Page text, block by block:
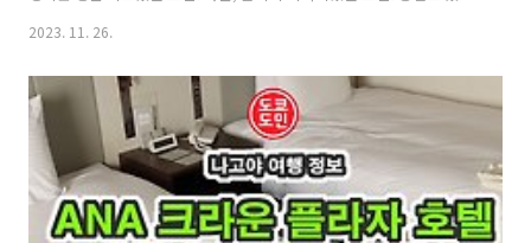
지만 장점보다는 단점이 더 많은 료칸(호텔)! "호텔 마운트 후지"의 단점
리겠습니다. 1. 맛 없는 디너! 온천여행의 묘미 중 하나인 식사! 디너가 엄
청 맛이 없었습니다. 지금까지 가본 온천여행중에 제일 맛이 없었어요.
2.층간 소음 잘못 걸리면 층간 소음이 엄청 심합니다. 3.아침에 들리는 음
악소리 새벽부터 복도에 무슨 음악을 틀어놓더라고요. 복도의 음악이 객
실안까지 다 들려서 시끄러워서 잠을 제대로 못..
2023. 11. 26.